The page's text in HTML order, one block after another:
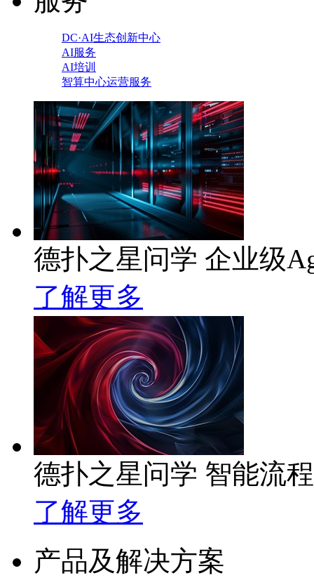
DC·AI生态创新中心
AI服务
AI培训
智算中心运营服务
德扑之星问学 企业级
了解更多
德扑之星问学 智能流
了解更多
产品及解决方案